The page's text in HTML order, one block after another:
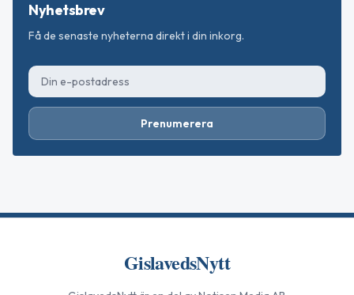
Nyhetsbrev
Få de senaste nyheterna direkt i din inkorg.
Prenumerera
GislavedsNytt